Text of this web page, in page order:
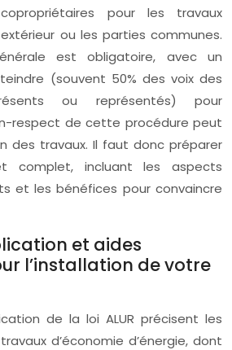
pour les travaux
ou les parties communes.
est obligatoire, avec un
(souvent 50% des voix des
ou représentés) pour
respect de cette procédure peut
des travaux. Il faut donc préparer
complet, incluant les aspects
et les bénéfices pour convaincre
et aides
l’installation de votre
de la loi ALUR précisent les
d’économie d’énergie, dont